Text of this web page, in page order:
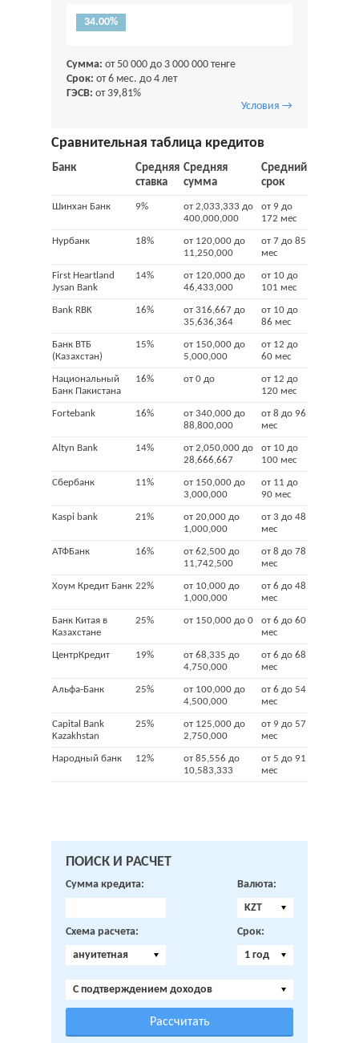
34.00%
Сумма: от 50 000 до 3 000 000 тенге
Срок: от 6 мес. до 4 лет
ГЭСВ: от 39,81%
Условия →
Сравнительная таблица кредитов
Банк
Средняя
ставка
Средняя
сумма
Средний
срок
Шинхан Банк 9%
от 2,033,333 до
400,000,000
от 9 до
172 мес
Нурбанк 18%
от 120,000 до
11,250,000
от 7 до 85
мес
First Heartland
Jysan Bank
14%
от 120,000 до
46,433,000
от 10 до
101 мес
Bank RBK 16%
от 316,667 до
35,636,364
от 10 до
86 мес
Банк ВТБ
(Казахстан)
15%
от 150,000 до
5,000,000
от 12 до
60 мес
Национальный
Банк Пакистана
16% от 0 до
от 12 до
120 мес
Fortebank 16%
от 340,000 до
88,800,000
от 8 до 96
мес
Altyn Bank 14%
от 2,050,000 до
28,666,667
от 10 до
100 мес
Сбербанк 11%
от 150,000 до
3,000,000
от 11 до
90 мес
Kaspi bank 21%
от 20,000 до
1,000,000
от 3 до 48
мес
АТФБанк 16%
от 62,500 до
11,742,500
от 8 до 78
мес
Хоум Кредит Банк 22%
от 10,000 до
1,000,000
от 6 до 48
мес
Банк Китая в
Казахстане
25% от 150,000 до 0
от 6 до 60
мес
ЦентрКредит 19%
от 68,335 до
4,750,000
от 6 до 68
мес
Альфа-Банк 25%
от 100,000 до
4,500,000
от 6 до 54
мес
Capital Bank
Kazakhstan
25%
от 125,000 до
2,750,000
от 9 до 57
мес
Народный банк 12%
от 85,556 до
10,583,333
от 5 до 91
мес
ПОИСК И РАСЧЕТ
Сумма кредита:
Валюта:
KZT
Схема расчета:
ануитетная
Срок:
1 год
C подтверждением доходов